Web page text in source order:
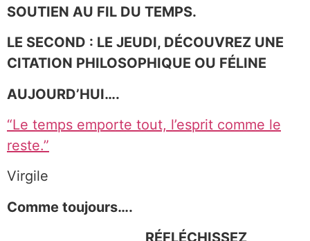
SOUTIEN AU FIL DU TEMPS.
LE SECOND : LE JEUDI, DÉCOUVREZ UNE
CITATION PHILOSOPHIQUE OU FÉLINE
AUJOURD’HUI….
“Le temps emporte tout, l’esprit comme le
reste.”
Virgile
Comme toujours….
RÉFLÉCHISSEZ,